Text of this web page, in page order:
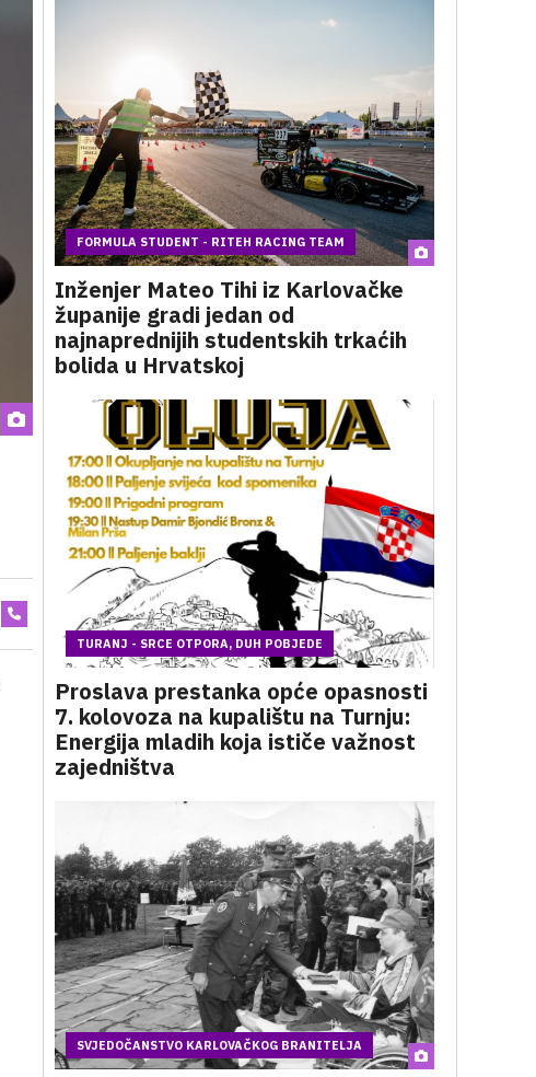
FORMULA STUDENT - RITEH RACING TEAM
Inženjer Mateo Tihi iz Karlovačke
županije gradi jedan od
najnaprednijih studentskih trkaćih
bolida u Hrvatskoj
TURANJ - SRCE OTPORA, DUH POBJEDE
Proslava prestanka opće opasnosti
7. kolovoza na kupalištu na Turnju:
Energija mladih koja ističe važnost
zajedništva
SVJEDOČANSTVO KARLOVAČKOG BRANITELJA